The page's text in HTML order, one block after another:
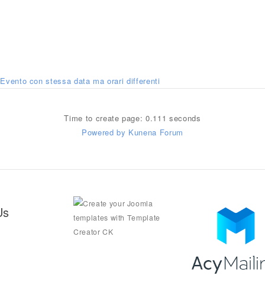
Evento con stessa data ma orari differenti
Time to create page: 0.111 seconds
Powered by Kunena Forum